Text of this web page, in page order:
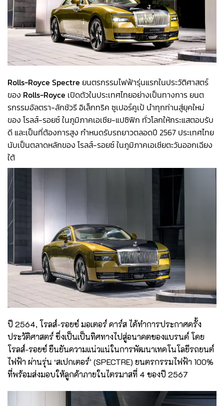
Rolls-Royce Spectre ยนตรกรรมไฟฟ้ารุ่นแรกในประวัติศาสตร์
ของ Rolls-Royce เปิดตัวในประเทศไทยอย่างเป็นทางการ ยนต
รกรรมอัลตรา-ลักชัวรี อิเล็กทริค ซูเปอร์คูเป้ นำทุกท่านสู่ยุคใหม่
ของ โรลส์-รอยซ์ ในภูมิภาคเอเชีย-แปซิฟิก ทั่วโลกให้กระแสตอบรับ
ดี และเป็นที่ต้องการสูง กำหนดรับรถยาวตลอดปี 2567 ประเทศไทย
นับเป็นตลาดหลักของ โรลส์-รอยซ์ ในภูมิภาคเอเชียตะวันออกเฉียง
ใต้
ปี 2564, โรลส์-รอยซ์ มอเตอร์ คาร์ส ได้ทำการประกาศครั้ง
ประวัติศาสตร์ ซึ่งเป็นเป็นทิศทางไปสู่อนาคตของแบรนด์ โดย
โรลส์-รอยซ์ ยืนยันความแน่วแน่ในการพัฒนาเทคโนโลยีรถยนต์
ไฟฟ้า ผ่านรุ่น ‘สเปกเตอร์’ (SPECTRE) ยนตรกรรมไฟฟ้า 100%
ที่พร้อมส่งมอบให้ลูกค้าภายในไตรมาสที่ 4 ของปี 2567